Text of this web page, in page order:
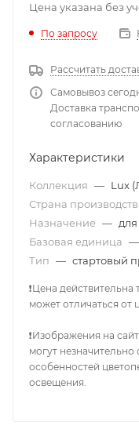
Цена указана без
По запросу
Рассчитать
Самовывоз
Доставка
согласованию
Характеристики
Коллекция — Lux
Страна
Назначение —
Базовая единица —
Тип — стартовый
❗Цена
может отличаться от
❗Изображения на
могут незначительно
особенностей
освещения.